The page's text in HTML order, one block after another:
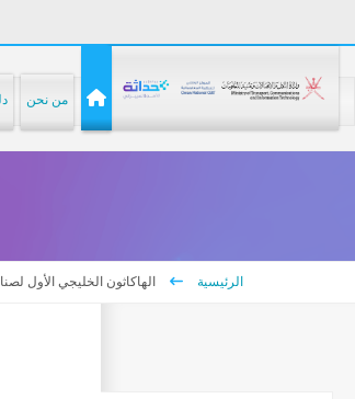
من نحن
الرئيسية الهاكاثون الخليجي الأول